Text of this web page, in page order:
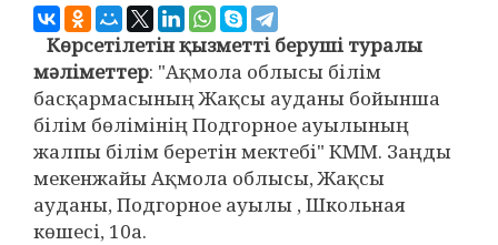
Көрсетілетін қызметті беруші туралы
мәліметтер: "Ақмола облысы білім
басқармасының Жақсы ауданы бойынша
білім бөлімінің Подгорное ауылының
жалпы білім беретін мектебі" КММ. Заңды
мекенжайы Ақмола облысы, Жақсы
ауданы, Подгорное ауылы , Школьная
көшесі, 10а.